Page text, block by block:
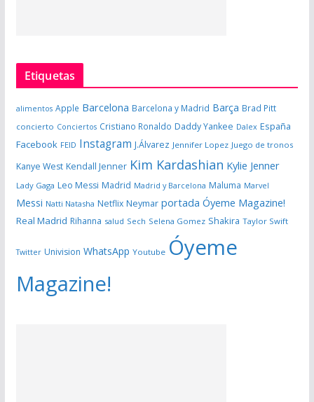
Etiquetas
alimentos Apple Barcelona Barcelona y Madrid Barça Brad Pitt
concierto Conciertos Cristiano Ronaldo Daddy Yankee Dalex España
Facebook FEID Instagram J.Álvarez Jennifer Lopez Juego de tronos
Kanye West Kendall Jenner Kim Kardashian Kylie Jenner
Lady Gaga Leo Messi Madrid Madrid y Barcelona Maluma Marvel
Messi Natti Natasha Netflix Neymar portada Óyeme Magazine!
Real Madrid Rihanna salud Sech Selena Gomez Shakira Taylor Swift
Twitter Univision WhatsApp Youtube Óyeme
Magazine!